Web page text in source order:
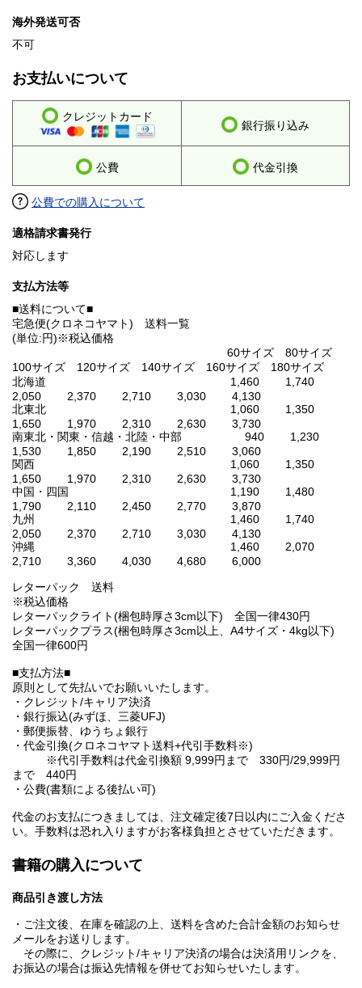
海外発送可否
不可
お支払いについて
クレジットカード
銀行振り込み
公費 代金引換
公費での購入について
適格請求書発行
対応します
支払方法等
■送料について■
宅急便(クロネコヤマト) 送料一覧
(単位:円)※税込価格
60サイズ 80サイズ
100サイズ 120サイズ 140サイズ 160サイズ 180サイズ
北海道 1,460 1,740
2,050 2,370 2,710 3,030 4,130
北東北 1,060 1,350
1,650 1,970 2,310 2,630 3,730
南東北・関東・信越・北陸・中部 940 1,230
1,530 1,850 2,190 2,510 3,060
関西 1,060 1,350
1,650 1,970 2,310 2,630 3,730
中国・四国 1,190 1,480
1,790 2,110 2,450 2,770 3,870
九州 1,460 1,740
2,050 2,370 2,710 3,030 4,130
沖縄 1,460 2,070
2,710 3,360 4,030 4,680 6,000
レターパック 送料
※税込価格
レターパックライト(梱包時厚さ3cm以下) 全国一律430円
レターパックプラス(梱包時厚さ3cm以上、A4サイズ・4kg以下)
全国一律600円
■支払方法■
原則として先払いでお願いいたします。
・クレジット/キャリア決済
・銀行振込(みずほ、三菱UFJ)
・郵便振替、ゆうちょ銀行
・代金引換(クロネコヤマト送料+代引手数料※)
※代引手数料は代金引換額 9,999円まで 330円/29,999円
まで 440円
・公費(書類による後払い可)
代金のお支払につきましては、注文確定後7日以内にご入金くださ
い。手数料は恐れ入りますがお客様負担とさせていただきます。
書籍の購入について
商品引き渡し方法
・ご注文後、在庫を確認の上、送料を含めた合計金額のお知らせ
メールをお送りします。
その際に、クレジット/キャリア決済の場合は決済用リンクを、
お振込の場合は振込先情報を併せてお知らせいたします。